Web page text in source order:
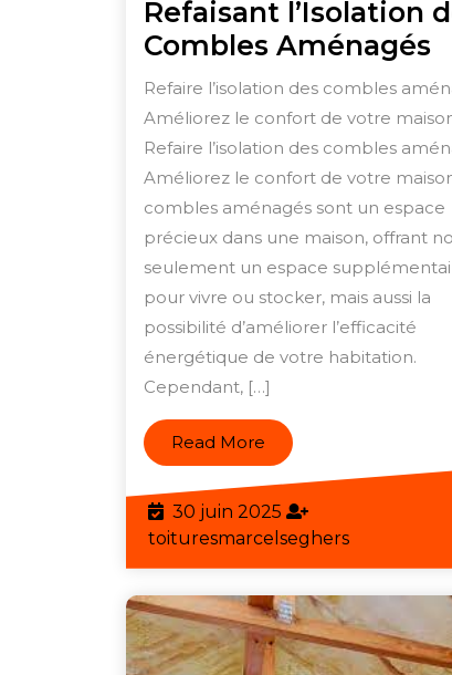
Refaisant l’Isolation
Combles Aménagés
Refaire l’isolation des combles
Améliorez le confort de votre
Refaire l’isolation des combles
Améliorez le confort de votre
combles aménagés sont un espace
précieux dans une maison, offrant
seulement un espace
pour vivre ou stocker, mais aussi la
possibilité d’améliorer l’efficacité
énergétique de votre habitation.
Cependant, […]
Read More Read
More
30 juin 2025 30
juin
2025
toituresmarcelseghers